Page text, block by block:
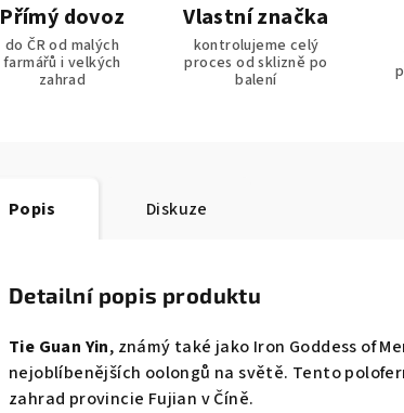
Přímý dovoz
do ČR od malých
farmářů i velkých
zahrad
Vlastní značka
kontrolujeme celý
proces od sklizně po
balení
Popis Diskuze
Detailní popis produktu
Tie Guan Yin, známý také jako Iron Goddess of
nejoblíbenějších oolongů na světě. Tento
zahrad provincie Fujian v Číně.